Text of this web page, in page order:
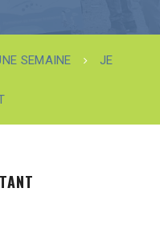
SEMAINE
JE